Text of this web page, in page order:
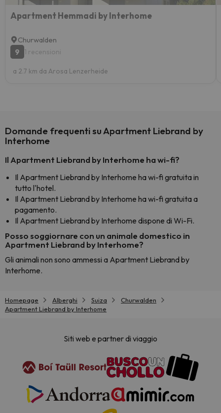
Apartment Hemmadi by Interhome
Churwalden
9
1 recensioni
a 2.7 km da Arosa Lenzerheide
Domande frequenti su Apartment Liebrand by
Interhome
Il Apartment Liebrand by Interhome ha wi-fi?
Il Apartment Liebrand by Interhome ha wi-fi gratuita in
tutto l'hotel.
Il Apartment Liebrand by Interhome ha wi-fi gratuita a
pagamento.
Il Apartment Liebrand by Interhome dispone di Wi-Fi.
Posso soggiornare con un animale domestico in
Apartment Liebrand by Interhome?
Gli animali non sono ammessi a Apartment Liebrand by
Interhome.
Homepage Alberghi Suiza
Churwalden
Apartment Liebrand by Interhome
Siti web e partner di viaggio